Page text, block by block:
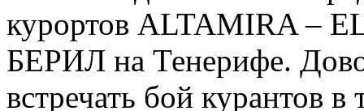
курортов ALTAMIRA –
БЕРИЛ на Тенерифе.
встречать бой курантов